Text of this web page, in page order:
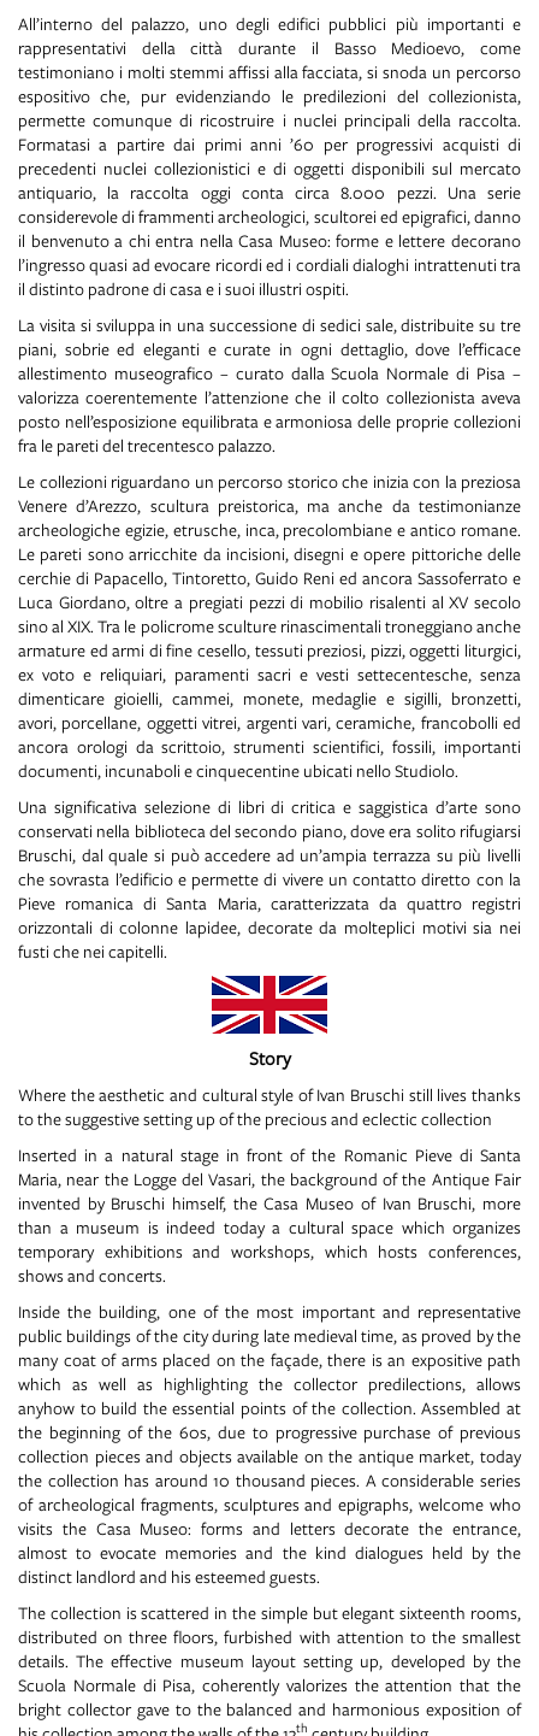
All’interno del palazzo, uno degli edifici pubblici più importanti e
rappresentativi della città durante il Basso Medioevo, come
testimoniano i molti stemmi affissi alla facciata, si snoda un percorso
espositivo che, pur evidenziando le predilezioni del collezionista,
permette comunque di ricostruire i nuclei principali della raccolta.
Formatasi a partire dai primi anni ’60 per progressivi acquisti di
precedenti nuclei collezionistici e di oggetti disponibili sul mercato
antiquario, la raccolta oggi conta circa 8.000 pezzi. Una serie
considerevole di frammenti archeologici, scultorei ed epigrafici, danno
il benvenuto a chi entra nella Casa Museo: forme e lettere decorano
l’ingresso quasi ad evocare ricordi ed i cordiali dialoghi intrattenuti tra
il distinto padrone di casa e i suoi illustri ospiti.
La visita si sviluppa in una successione di sedici sale, distribuite su tre
piani, sobrie ed eleganti e curate in ogni dettaglio, dove l’efficace
allestimento museografico – curato dalla Scuola Normale di Pisa –
valorizza coerentemente l’attenzione che il colto collezionista aveva
posto nell’esposizione equilibrata e armoniosa delle proprie collezioni
fra le pareti del trecentesco palazzo.
Le collezioni riguardano un percorso storico che inizia con la preziosa
Venere d’Arezzo, scultura preistorica, ma anche da testimonianze
archeologiche egizie, etrusche, inca, precolombiane e antico romane.
Le pareti sono arricchite da incisioni, disegni e opere pittoriche delle
cerchie di Papacello, Tintoretto, Guido Reni ed ancora Sassoferrato e
Luca Giordano, oltre a pregiati pezzi di mobilio risalenti al XV secolo
sino al XIX. Tra le policrome sculture rinascimentali troneggiano anche
armature ed armi di fine cesello, tessuti preziosi, pizzi, oggetti liturgici,
ex voto e reliquiari, paramenti sacri e vesti settecentesche, senza
dimenticare gioielli, cammei, monete, medaglie e sigilli, bronzetti,
avori, porcellane, oggetti vitrei, argenti vari, ceramiche, francobolli ed
ancora orologi da scrittoio, strumenti scientifici, fossili, importanti
documenti, incunaboli e cinquecentine ubicati nello Studiolo.
Una significativa selezione di libri di critica e saggistica d’arte sono
conservati nella biblioteca del secondo piano, dove era solito rifugiarsi
Bruschi, dal quale si può accedere ad un’ampia terrazza su più livelli
che sovrasta l’edificio e permette di vivere un contatto diretto con la
Pieve romanica di Santa Maria, caratterizzata da quattro registri
orizzontali di colonne lapidee, decorate da molteplici motivi sia nei
fusti che nei capitelli.
Story
Where the aesthetic and cultural style of Ivan Bruschi still lives thanks
to the suggestive setting up of the precious and eclectic collection
Inserted in a natural stage in front of the Romanic Pieve di Santa
Maria, near the Logge del Vasari, the background of the Antique Fair
invented by Bruschi himself, the Casa Museo of Ivan Bruschi, more
than a museum is indeed today a cultural space which organizes
temporary exhibitions and workshops, which hosts conferences,
shows and concerts.
Inside the building, one of the most important and representative
public buildings of the city during late medieval time, as proved by the
many coat of arms placed on the façade, there is an expositive path
which as well as highlighting the collector predilections, allows
anyhow to build the essential points of the collection. Assembled at
the beginning of the 60s, due to progressive purchase of previous
collection pieces and objects available on the antique market, today
the collection has around 10 thousand pieces. A considerable series
of archeological fragments, sculptures and epigraphs, welcome who
visits the Casa Museo: forms and letters decorate the entrance,
almost to evocate memories and the kind dialogues held by the
distinct landlord and his esteemed guests.
The collection is scattered in the simple but elegant sixteenth rooms,
distributed on three floors, furbished with attention to the smallest
details. The effective museum layout setting up, developed by the
Scuola Normale di Pisa, coherently valorizes the attention that the
bright collector gave to the balanced and harmonious exposition of
th